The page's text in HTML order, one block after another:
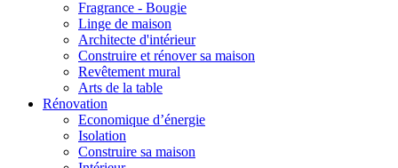
Fragrance - Bougie
Linge de maison
Architecte d'intérieur
Construire et rénover sa maison
Revêtement mural
Arts de la table
Rénovation
Economique d’énergie
Isolation
Construire sa maison